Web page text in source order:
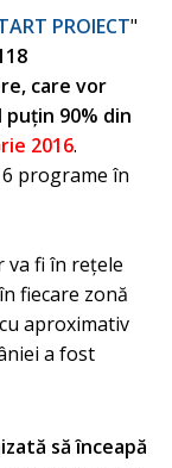
PROIECT"
care vor
90% din
2016.
programe în
fi în reţele
fiecare zonă
aproximativ
a fost
să înceapă